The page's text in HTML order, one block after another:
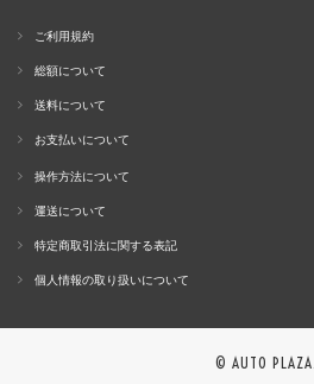
ご利用規約
総額について
送料について
お支払いについて
操作方法について
運送について
特定商取引法に関する表記
個人情報の取り扱いについて
© AUTO PLAZA.